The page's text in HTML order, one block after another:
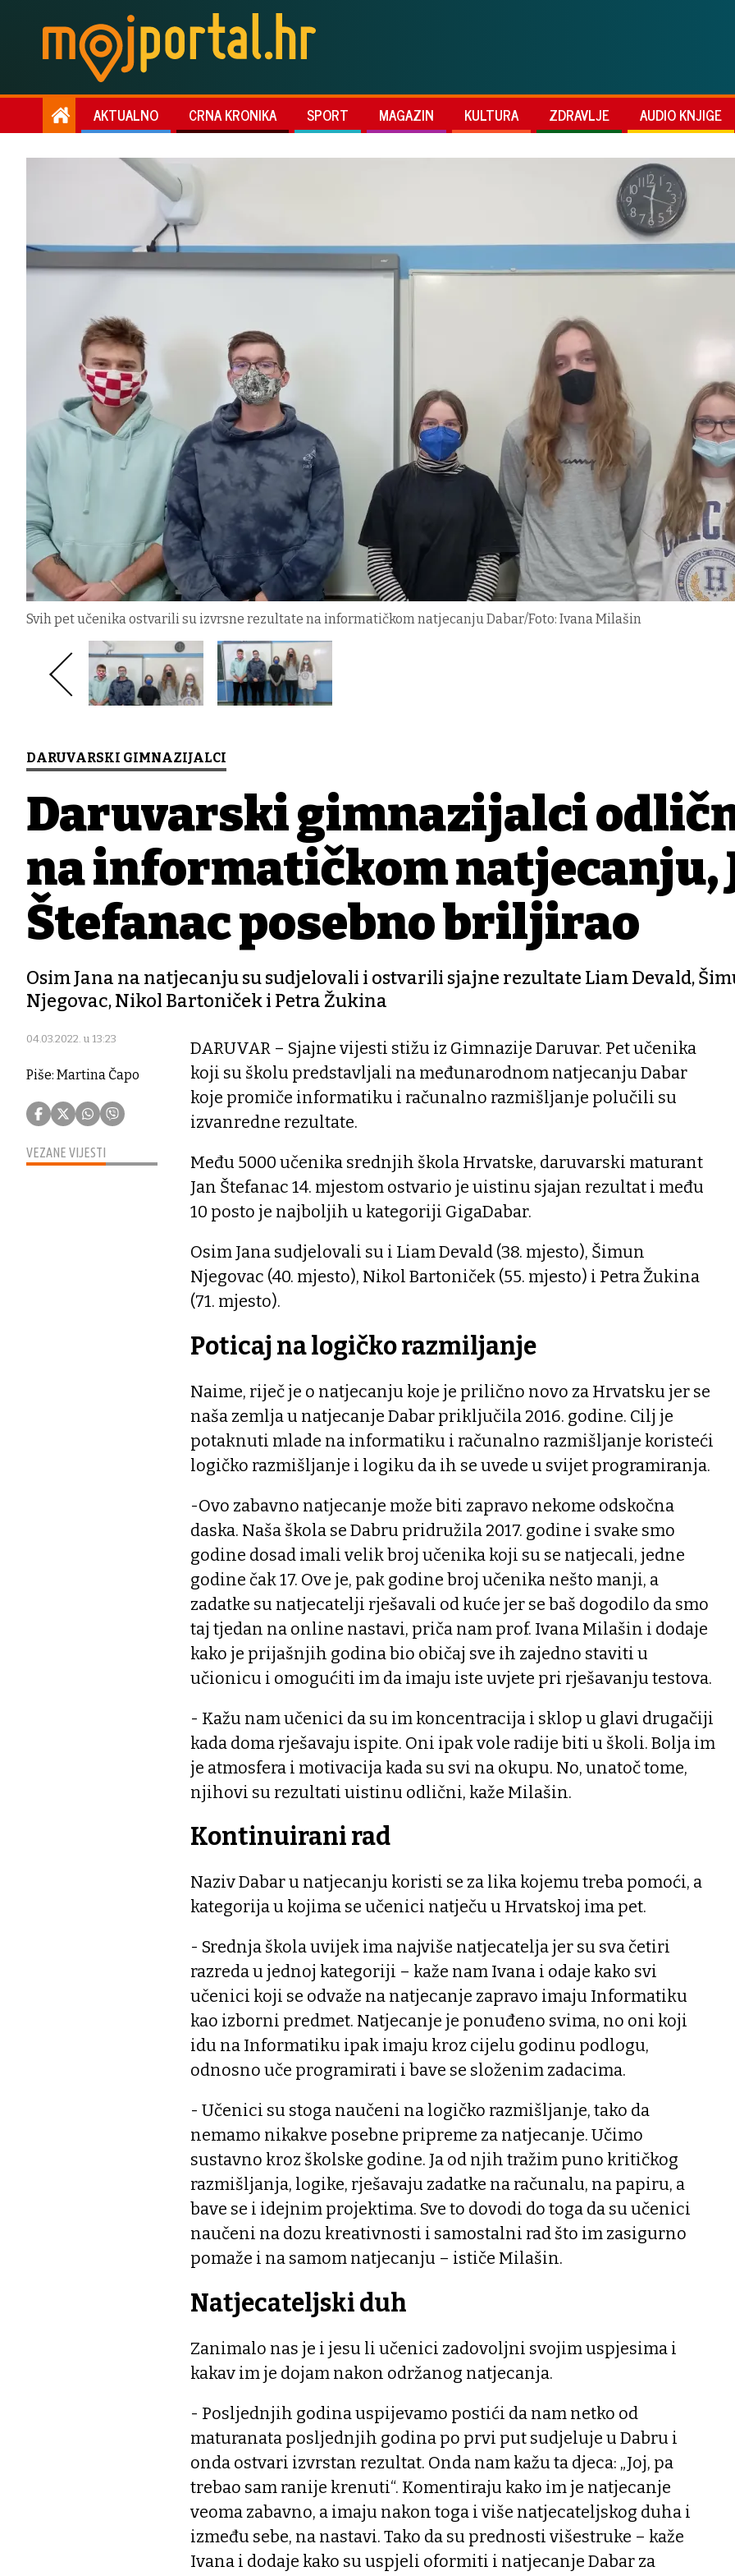
AKTUALNO CRNA KRONIKA SPORT MAGAZIN KULTURA ZDRAVLJE AUDIO KNJIGE
Svih pet učenika ostvarili su izvrsne rezultate na informatičkom natjecanju Dabar/Foto: Ivana Milašin
DARUVARSKI GIMNAZIJALCI
Daruvarski gimnazijalci
na informatičkom natjecanju,
Štefanac posebno briljirao
Osim Jana na natjecanju su sudjelovali i ostvarili sjajne rezultate Liam Devald,
Njegovac, Nikol Bartoniček i Petra Žukina
04.03.2022. u 13:23
Piše: Martina Čapo
VEZANE VIJESTI
DARUVAR – Sjajne vijesti stižu iz Gimnazije Daruvar. Pet učenika
koji su školu predstavljali na međunarodnom natjecanju Dabar
koje promiče informatiku i računalno razmišljanje polučili su
izvanredne rezultate.
Među 5000 učenika srednjih škola Hrvatske, daruvarski maturant
Jan Štefanac 14. mjestom ostvario je uistinu sjajan rezultat i među
10 posto je najboljih u kategoriji GigaDabar.
Osim Jana sudjelovali su i Liam Devald (38. mjesto), Šimun
Njegovac (40. mjesto), Nikol Bartoniček (55. mjesto) i Petra Žukina
(71. mjesto).
Poticaj na logičko razmiljanje
Naime, riječ je o natjecanju koje je prilično novo za Hrvatsku jer se
naša zemlja u natjecanje Dabar priključila 2016. godine. Cilj je
potaknuti mlade na informatiku i računalno razmišljanje koristeći
logičko razmišljanje i logiku da ih se uvede u svijet programiranja.
-Ovo zabavno natjecanje može biti zapravo nekome odskočna
daska. Naša škola se Dabru pridružila 2017. godine i svake smo
godine dosad imali velik broj učenika koji su se natjecali, jedne
godine čak 17. Ove je, pak godine broj učenika nešto manji, a
zadatke su natjecatelji rješavali od kuće jer se baš dogodilo da smo
taj tjedan na online nastavi, priča nam prof. Ivana Milašin i dodaje
kako je prijašnjih godina bio običaj sve ih zajedno staviti u
učionicu i omogućiti im da imaju iste uvjete pri rješavanju testova.
- Kažu nam učenici da su im koncentracija i sklop u glavi drugačiji
kada doma rješavaju ispite. Oni ipak vole radije biti u školi. Bolja im
je atmosfera i motivacija kada su svi na okupu. No, unatoč tome,
njihovi su rezultati uistinu odlični, kaže Milašin.
Kontinuirani rad
Naziv Dabar u natjecanju koristi se za lika kojemu treba pomoći, a
kategorija u kojima se učenici natječu u Hrvatskoj ima pet.
- Srednja škola uvijek ima najviše natjecatelja jer su sva četiri
razreda u jednoj kategoriji – kaže nam Ivana i odaje kako svi
učenici koji se odvaže na natjecanje zapravo imaju Informatiku
kao izborni predmet. Natjecanje je ponuđeno svima, no oni koji
idu na Informatiku ipak imaju kroz cijelu godinu podlogu,
odnosno uče programirati i bave se složenim zadacima.
- Učenici su stoga naučeni na logičko razmišljanje, tako da
nemamo nikakve posebne pripreme za natjecanje. Učimo
sustavno kroz školske godine. Ja od njih tražim puno kritičkog
razmišljanja, logike, rješavaju zadatke na računalu, na papiru, a
bave se i idejnim projektima. Sve to dovodi do toga da su učenici
naučeni na dozu kreativnosti i samostalni rad što im zasigurno
pomaže i na samom natjecanju – ističe Milašin.
Natjecateljski duh
Zanimalo nas je i jesu li učenici zadovoljni svojim uspjesima i
kakav im je dojam nakon održanog natjecanja.
- Posljednjih godina uspijevamo postići da nam netko od
maturanata posljednjih godina po prvi put sudjeluje u Dabru i
onda ostvari izvrstan rezultat. Onda nam kažu ta djeca: „Joj, pa
trebao sam ranije krenuti“. Komentiraju kako im je natjecanje
veoma zabavno, a imaju nakon toga i više natjecateljskog duha i
između sebe, na nastavi. Tako da su prednosti višestruke – kaže
Ivana i dodaje kako su uspjeli oformiti i natjecanje Dabar za